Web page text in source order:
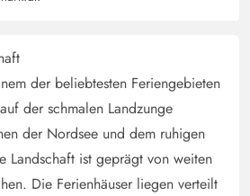
der beliebtesten Feriengebieten
der schmalen Landzunge
der Nordsee und dem ruhigen
Landschaft ist geprägt von weiten
Die Ferienhäuser liegen verteilt